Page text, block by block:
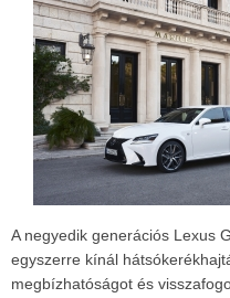
A negyedik generációs Lexus
egyszerre kínál
megbízhatóságot és